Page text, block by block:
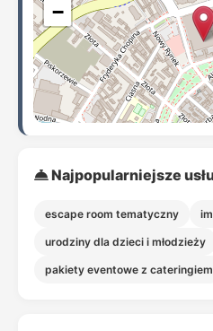
−
Najpopularniejsze
escape room tematyczny
urodziny dla dzieci i młodzieży
pakiety eventowe z cateringiem